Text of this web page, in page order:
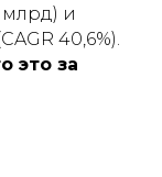
млрд) и
40,6%).
это за